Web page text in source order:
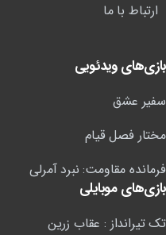
ارتباط با ما
بازی‌های ویدئویی
سفیر عشق
مختار فصل قیام
فرمانده مقاومت: نبرد آمرلی
بازی‌های موبایلی
تک تیرانداز : عقاب زرین